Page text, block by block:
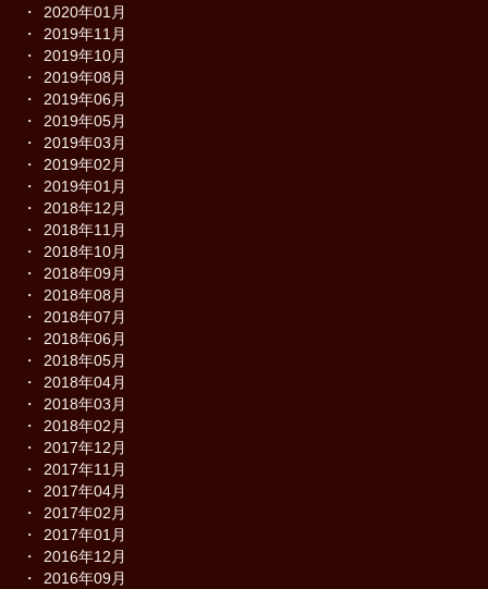
2020年01月
2019年11月
2019年10月
2019年08月
2019年06月
2019年05月
2019年03月
2019年02月
2019年01月
2018年12月
2018年11月
2018年10月
2018年09月
2018年08月
2018年07月
2018年06月
2018年05月
2018年04月
2018年03月
2018年02月
2017年12月
2017年11月
2017年04月
2017年02月
2017年01月
2016年12月
2016年09月